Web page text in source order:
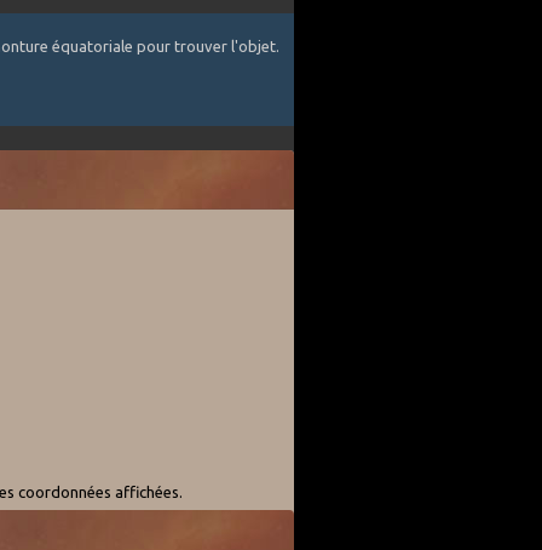
équatoriale pour trouver l'objet.
coordonnées affichées.